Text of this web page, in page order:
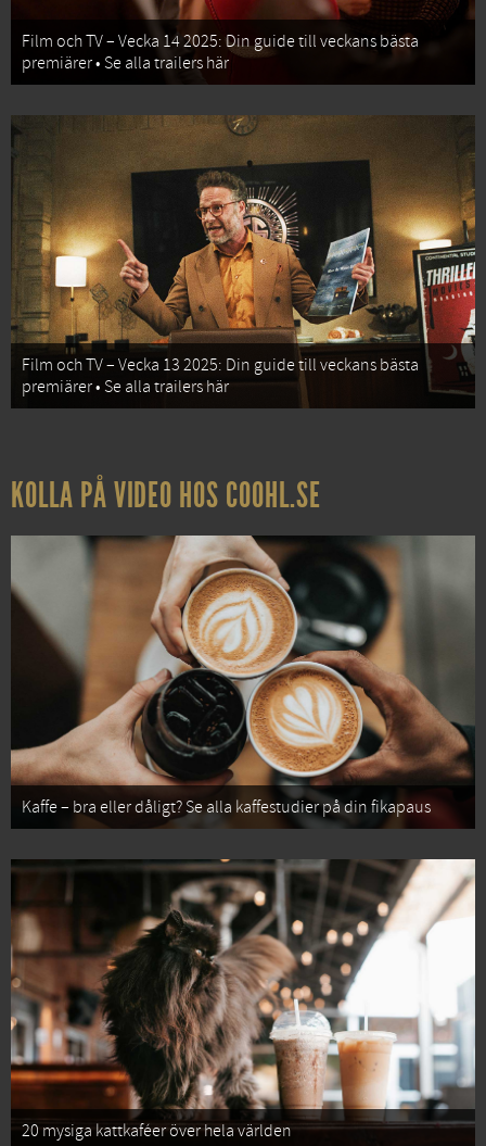
Film och TV – Vecka 14 2025: Din guide till veckans bästa
premiärer • Se alla trailers här
Film och TV – Vecka 13 2025: Din guide till veckans bästa
premiärer • Se alla trailers här
KOLLA PÅ VIDEO HOS COOHL.SE
Kaffe – bra eller dåligt? Se alla kaffestudier på din fikapaus
20 mysiga kattkaféer över hela världen